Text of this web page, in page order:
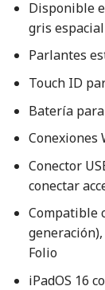
Disponible
gris espacial
Parlantes
Touch ID
Batería
Conexiones
Conector
conectar
Compatible
Folio
iPadOS 16